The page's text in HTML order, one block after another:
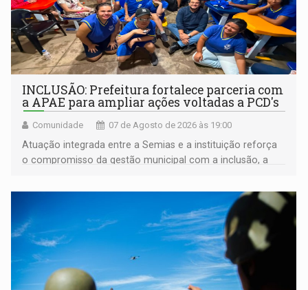
INCLUSÃO: Prefeitura fortalece parceria com
a APAE para ampliar ações voltadas a PCD's
Comunidade 07 de Agosto de 2026 às 19:00
Atuação integrada entre a Semias e a instituição reforça
o compromisso da gestão municipal com a inclusão, a